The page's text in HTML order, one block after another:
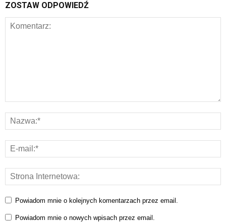
ZOSTAW ODPOWIEDŹ
Powiadom mnie o kolejnych komentarzach przez email.
Powiadom mnie o nowych wpisach przez email.